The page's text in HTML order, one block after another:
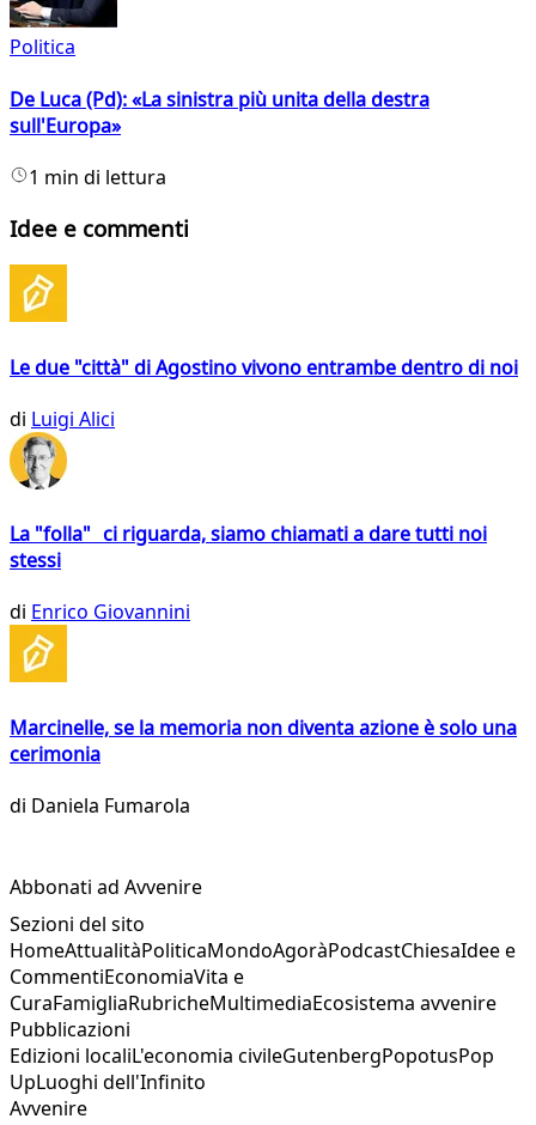
Politica
De Luca (Pd): «La sinistra più unita della destra
sull'Europa»
1 min di lettura
Idee e commenti
Le due "città" di Agostino vivono entrambe dentro di noi
di Luigi Alici
La "folla" ci riguarda, siamo chiamati a dare tutti noi
stessi
di Enrico Giovannini
Marcinelle, se la memoria non diventa azione è solo una
cerimonia
di Daniela Fumarola
Abbonati ad Avvenire
Sezioni del sito
HomeAttualitàPoliticaMondoAgoràPodcastChiesaIdee e
CommentiEconomiaVita e
CuraFamigliaRubricheMultimediaEcosistema avvenire
Pubblicazioni
Edizioni localiL'economia civileGutenbergPopotusPop
UpLuoghi dell'Infinito
Avvenire